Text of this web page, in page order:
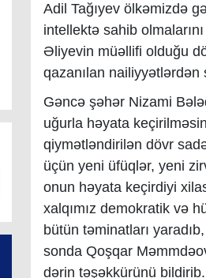
Adil Tağıyev ölkəmizdə
intellektə sahib
Əliyevin müəllifi olduğu
qazanılan nailiyyətlərdən
Gəncə şəhər Nizami
uğurla həyata
qiymətləndirilən dövr
üçün yeni üfüqlər, yeni
onun həyata keçirdiyi
xalqımız demokratik və
bütün təminatları
sonda Qoşqar
dərin təşəkkürünü bildirib.